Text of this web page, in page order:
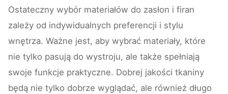
Ostateczny wybór materiałów do zasłon i firan
zależy od indywidualnych preferencji i stylu
wnętrza. Ważne jest, aby wybrać materiały, które
nie tylko pasują do wystroju, ale także spełniają
swoje funkcje praktyczne. Dobrej jakości tkaniny
będą nie tylko dobrze wyglądać, ale również długo